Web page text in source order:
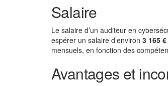
Salaire
Le salaire d’un auditeur en
espérer un salaire d’environ 3 165 €
mensuels, en fonction des
Avantages et